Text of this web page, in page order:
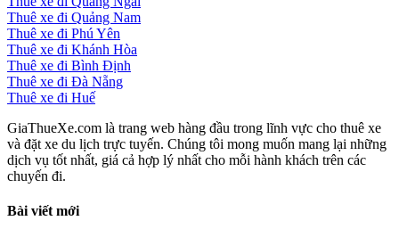
Thuê xe đi Quảng Nam
Thuê xe đi Phú Yên
Thuê xe đi Khánh Hòa
Thuê xe đi Bình Định
Thuê xe đi Đà Nẵng
Thuê xe đi Huế
GiaThueXe.com là trang web hàng đầu trong lĩnh vực cho thuê xe
và đặt xe du lịch trực tuyến. Chúng tôi mong muốn mang lại những
dịch vụ tốt nhất, giá cả hợp lý nhất cho mỗi hành khách trên các
chuyến đi.
Bài viết mới